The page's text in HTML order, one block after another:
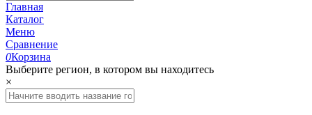
Главная
Каталог
Меню
Сравнение
0Корзина
Выберите регион, в котором вы находитесь
×